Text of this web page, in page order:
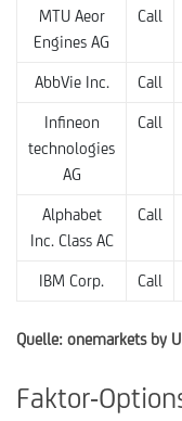
MTU Aeor
Engines AG
Call
AbbVie Inc. Call
Infineon
technologies
AG
Call
Alphabet
Inc. Class AC
Call
IBM Corp. Call
Quelle: onemarkets by
Faktor-